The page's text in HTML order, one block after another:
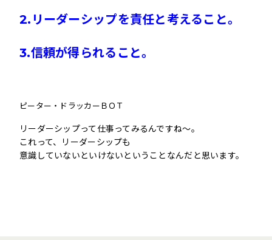
2.リーダーシップを責任と考えること。
3.信頼が得られること。
ピーター・ドラッカーＢＯＴ
リーダーシップって仕事ってみるんですね〜。
これって、リーダーシップも
意識していないといけないということなんだと思います。